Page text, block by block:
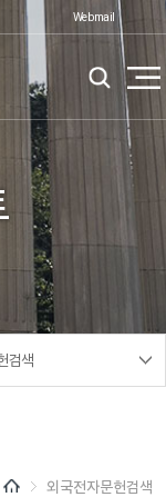
Webmail
검색
외국전자문헌검색